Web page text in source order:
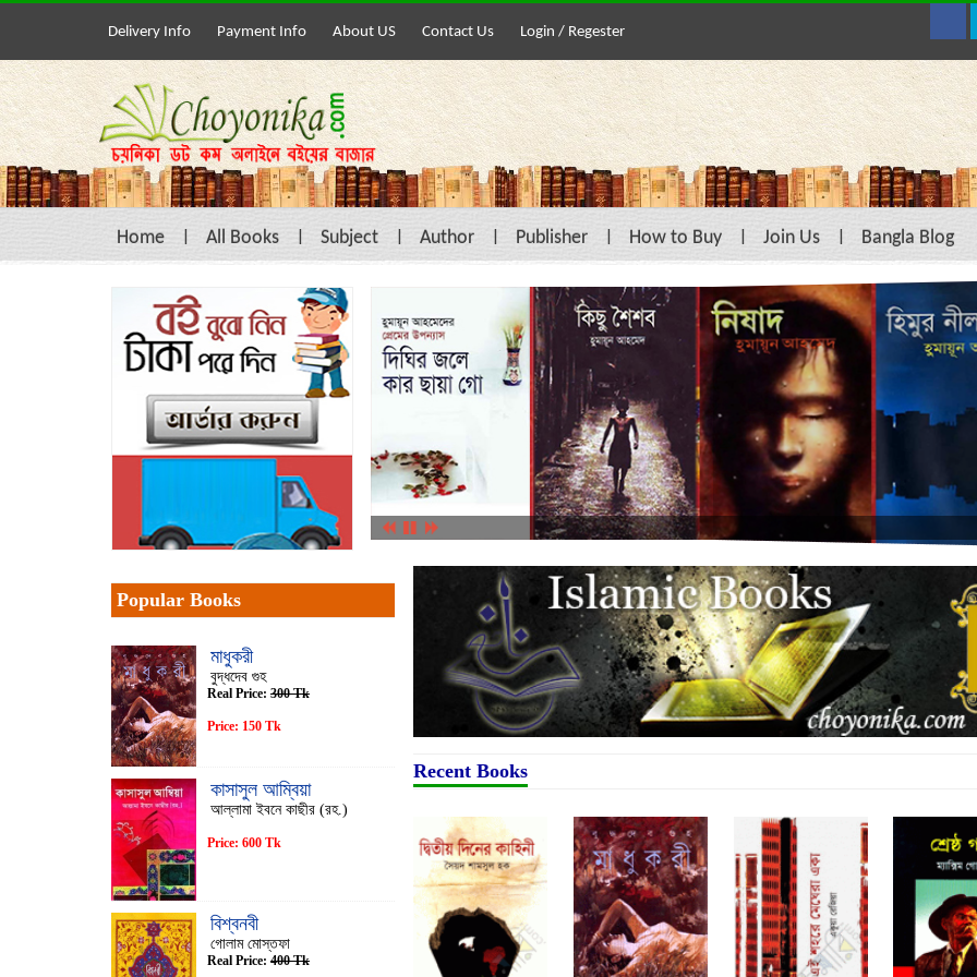
Delivery Info Payment Info About US Contact Us Login / Regester
Home All Books Subject Author Publisher How to Buy Join Us Bangla Blog
Popular Books
মাধুকরী
বুদ্ধদেব গুহ
Real Price: 300 Tk
Price: 150 Tk
কাসাসুল আম্বিয়া
আল্লামা ইবনে কাছীর (রহ.)
Price: 600 Tk
বিশ্বনবী
গোলাম মোস্তফা
Real Price: 400 Tk
Recent Books